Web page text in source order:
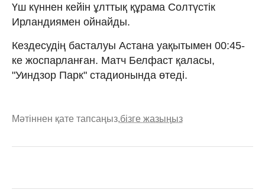
Үш күннен кейін ұлттық құрама Солтүстік
Ирландиямен ойнайды.
Кездесудің басталуы Астана уақытымен 00:45-
ке жоспарланған. Матч Белфаст қаласы,
"Уиндзор Парк" стадионында өтеді.
Мәтіннен қате тапсаңыз,бізге жазыңыз